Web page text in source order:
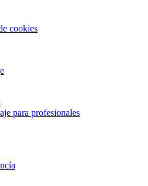
cookies
para profesionales